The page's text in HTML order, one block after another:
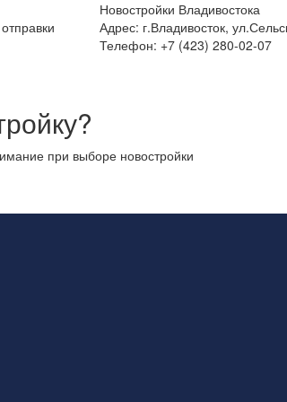
Новостройки Владивостока
Адрес: г.Владивосток,
Телефон: +7 (423) 280-02-07
при выборе новостройки